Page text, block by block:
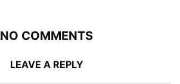
NO COMMENTS
LEAVE A REPLY